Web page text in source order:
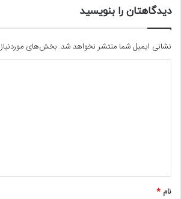
دیدگاهتان را بنویسید
نشانی ایمیل شما منتشر نخواهد شد. بخش‌های
*
نام *